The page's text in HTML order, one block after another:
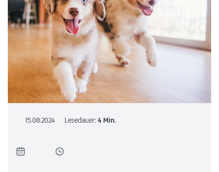
15.08.2024 Lesedauer:4 Min.